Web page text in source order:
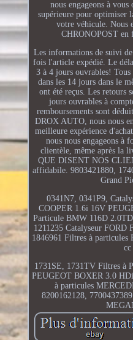
nous engageons à
supérieure pour optimiser
votre véhicule. Nous
CHRONOPOST en
Les informations de suivi
fois l'article expédié. Le
3 à 4 jours ouvrables!
dans les 14 jours dans le
ont été reçus. Les retours
jours ouvrables à
remboursements sont
DROX AUTO, nous nous
meilleure expérience
nous nous engageons à
clientèle, même après la
QUE DISENT NOS
affidabile. 9803421880,
Grand
0341N7, 0341P9,
COOPER 1.6i 16V
Particule BMW 116D
1211235 Catalyseur FORD
1846961 Filtres à
1731SE, 1731TV Filtres à
PEUGEOT BOXER 3.0
à particules
8200162128,